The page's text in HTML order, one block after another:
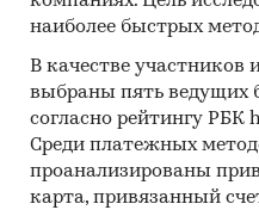
пользование
Описание ТОП-5
магазинов одежды
респондентов: их
недостатки,
респондентов
наиболее быстрых
В качестве участников
выбраны пять ведущих
согласно рейтингу
Среди платежных
проанализированы
карта, привязанный